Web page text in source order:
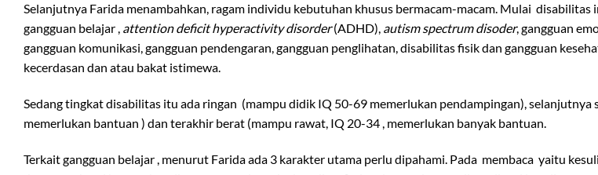
Selanjutnya Farida menambahkan, ragam individu kebutuhan khusus bermacam-macam. Mulai disabilitas
gangguan belajar , attention deficit hyperactivity disorder(ADHD), autism spectrum disoder, gangguan
gangguan komunikasi, gangguan pendengaran, gangguan penglihatan, disabilitas fisik dan gangguan
kecerdasan dan atau bakat istimewa.
Sedang tingkat disabilitas itu ada ringan (mampu didik IQ 50-69 memerlukan pendampingan), selanjutnya
memerlukan bantuan ) dan terakhir berat (mampu rawat, IQ 20-34 , memerlukan banyak bantuan.
Terkait gangguan belajar , menurut Farida ada 3 karakter utama perlu dipahami. Pada membaca yaitu